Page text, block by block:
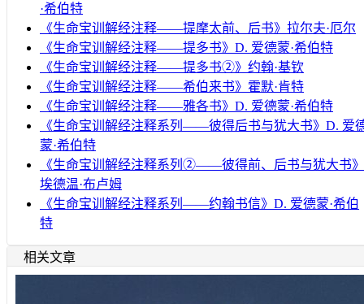
·希伯特
《生命宝训解经注释——提摩太前、后书》拉尔夫·厄尔
《生命宝训解经注释——提多书》D. 爱德蒙·希伯特
《生命宝训解经注释——提多书②》约翰·基钦
《生命宝训解经注释——希伯来书》霍默·肯特
《生命宝训解经注释——雅各书》D. 爱德蒙·希伯特
《生命宝训解经注释系列——彼得后书与犹大书》D. 爱
蒙·希伯特
《生命宝训解经注释系列②——彼得前、后书与犹大书》
埃德温·布卢姆
《生命宝训解经注释系列——约翰书信》D. 爱德蒙·希伯
特
相关文章